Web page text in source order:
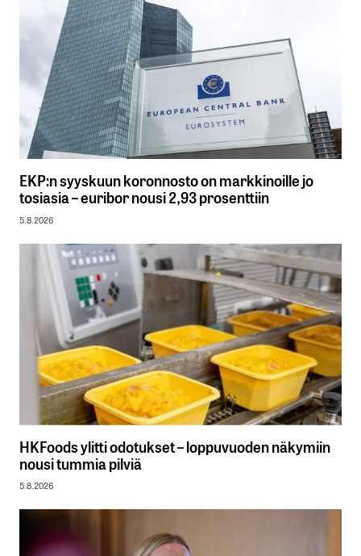
EKP:n syyskuun koronnosto on markkinoille jo
tosiasia – euribor nousi 2,93 prosenttiin
5.8.2026
HKFoods ylitti odotukset – loppuvuoden näkymiin
nousi tummia pilviä
5.8.2026